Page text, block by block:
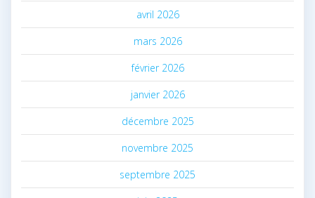
avril 2026
mars 2026
février 2026
janvier 2026
décembre 2025
novembre 2025
septembre 2025